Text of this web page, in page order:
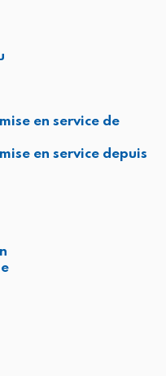
en service de
en service depuis